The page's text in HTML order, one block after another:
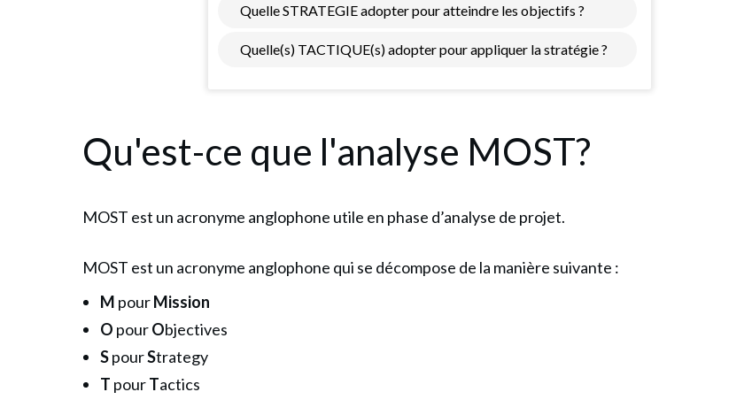
Quelle STRATEGIE adopter pour atteindre les objectifs ?
Quelle(s) TACTIQUE(s) adopter pour appliquer la stratégie ?
Qu'est-ce que l'analyse MOST?
MOST est un acronyme anglophone utile en phase d’analyse de projet.
MOST est un acronyme anglophone qui se décompose de la manière suivante :
M pourMission
O pourObjectives
SpourStrategy
T pourTactics